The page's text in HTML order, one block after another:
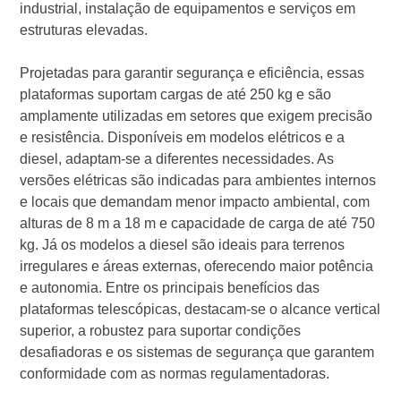
industrial, instalação de equipamentos e serviços em
estruturas elevadas.
Projetadas para garantir segurança e eficiência, essas
plataformas suportam cargas de até 250 kg e são
amplamente utilizadas em setores que exigem precisão
e resistência. Disponíveis em modelos elétricos e a
diesel, adaptam-se a diferentes necessidades. As
versões elétricas são indicadas para ambientes internos
e locais que demandam menor impacto ambiental, com
alturas de 8 m a 18 m e capacidade de carga de até 750
kg. Já os modelos a diesel são ideais para terrenos
irregulares e áreas externas, oferecendo maior potência
e autonomia. Entre os principais benefícios das
plataformas telescópicas, destacam-se o alcance vertical
superior, a robustez para suportar condições
desafiadoras e os sistemas de segurança que garantem
conformidade com as normas regulamentadoras.